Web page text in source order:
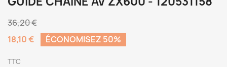
36,20 €
18,10 €
ÉCONOMISEZ 50%
TTC